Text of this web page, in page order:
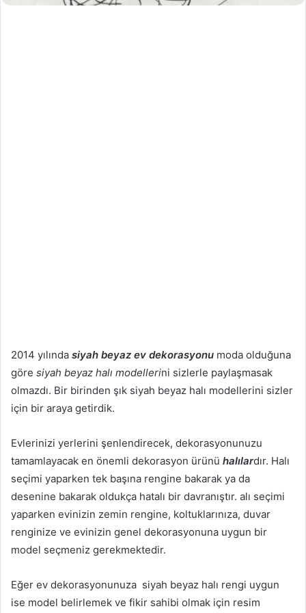
2014 yılında siyah beyaz ev dekorasyonu moda olduğuna
göre siyah beyaz halı modellerini sizlerle paylaşmasak
olmazdı. Bir birinden şık siyah beyaz halı modellerini sizler
için bir araya getirdik.
Evlerinizi yerlerini şenlendirecek, dekorasyonunuzu
tamamlayacak en önemli dekorasyon ürünü halılardır. Halı
seçimi yaparken tek başına rengine bakarak ya da
desenine bakarak oldukça hatalı bir davranıştır. alı seçimi
yaparken evinizin zemin rengine, koltuklarınıza, duvar
renginize ve evinizin genel dekorasyonuna uygun bir
model seçmeniz gerekmektedir.
Eğer ev dekorasyonunuza siyah beyaz halı rengi uygun
ise model belirlemek ve fikir sahibi olmak için resim